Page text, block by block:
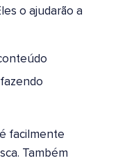
o ajudarão a
facilmente
Também